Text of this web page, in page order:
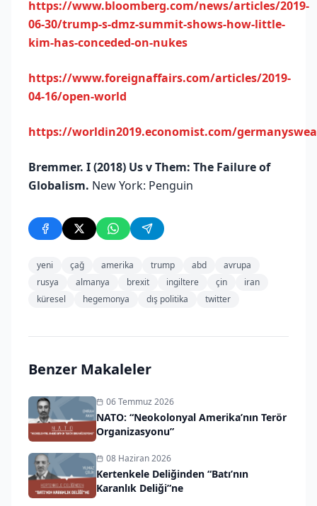
https://www.bloomberg.com/news/articles/2019-
06-30/trump-s-dmz-summit-shows-how-little-
kim-has-conceded-on-nukes
https://www.foreignaffairs.com/articles/2019-
04-16/open-world
https://worldin2019.economist.com/
Bremmer. I (2018) Us v Them: The Failure of
Globalism. New York: Penguin
yeni çağ amerika trump abd
avrupa
rusya
almanya brexit ingiltere çin
iran
küresel
hegemonya dış politika twitter
Benzer Makaleler
06 Temmuz 2026
NATO: “Neokolonyal Amerika’nın Terör
Organizasyonu”
08 Haziran 2026
Kertenkele Deliğinden “Batı’nın
Karanlık Deliği”ne